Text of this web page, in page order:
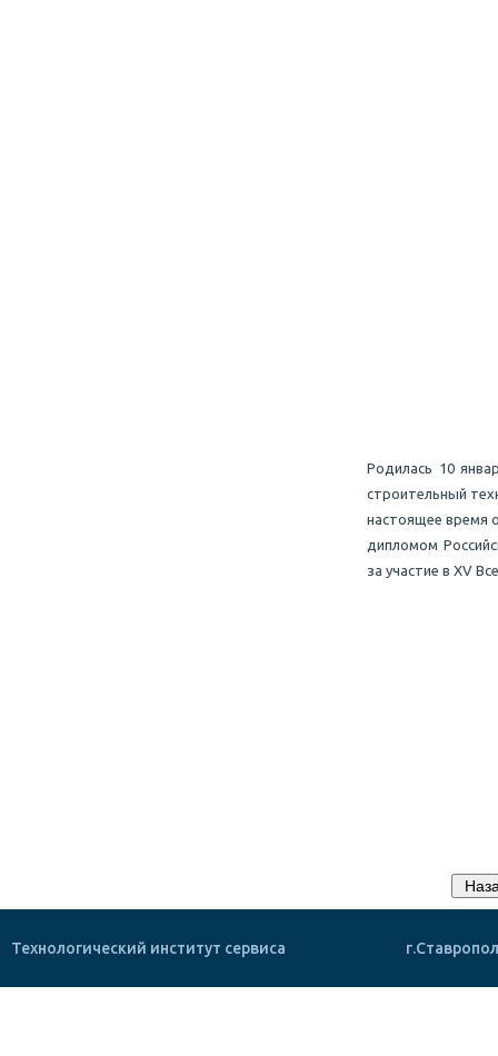
Родилась 10
строительный
настоящее время
дипломом
за участие в XV
Технологический институт сервиса